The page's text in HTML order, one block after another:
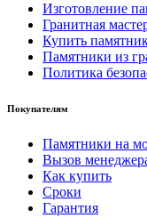
Изготовление
Гранитная
Купить
Памятники из
Политика
Покупателям
Памятники на
Вызов
Как купить
Сроки
Гарантия